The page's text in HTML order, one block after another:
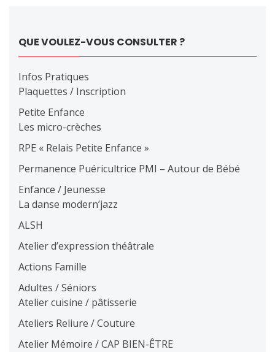
QUE VOULEZ-VOUS CONSULTER ?
Infos Pratiques
Plaquettes / Inscription
Petite Enfance
Les micro-crèches
RPE « Relais Petite Enfance »
Permanence Puéricultrice PMI – Autour de Bébé
Enfance / Jeunesse
La danse modern’jazz
ALSH
Atelier d’expression théâtrale
Actions Famille
Adultes / Séniors
Atelier cuisine / pâtisserie
Ateliers Reliure / Couture
Atelier Mémoire / CAP BIEN-ÊTRE